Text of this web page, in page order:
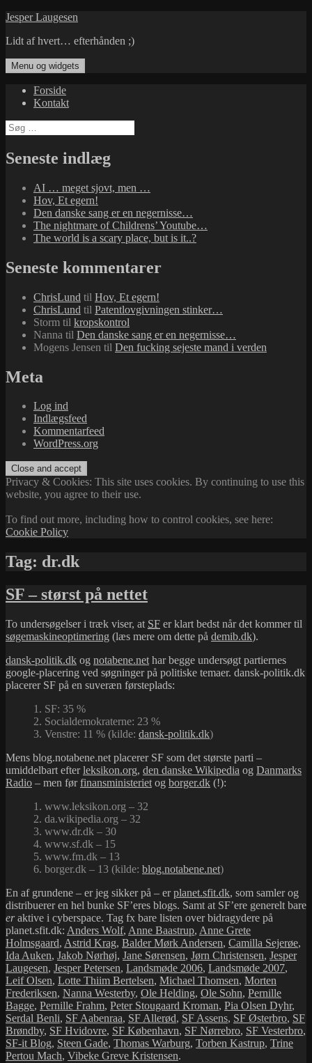
Hop
indhold
Jesper Laugesen
Lidt af hvert… efterhånden ;)
Menu og widgets
Forside
Kontakt
Søg
efter:
Seneste indlæg
AI … meget sjovt, men …
Hov, Et egern!
Den danske sang er en negernisse…
The nightmare of Childrens’ Youtube…
The world is a scary place, but is it..?
Seneste kommentarer
ChrisLund til Hov, Et egern!
ChrisLund til Patentlovgivningen stinker…
Storm til kropskontrol
Nanna til Den danske sang er en negernisse…
Mogens Jensen til Den fucking sejeste mand i verden
Meta
Log ind
Indlægsfeed
Kommentarfeed
WordPress.org
Privacy & Cookies: This site uses cookies. By continuing to use this
website, you agree to their use.
To find out more, including how to control cookies, see here:
Cookie Policy
Tag: dr.dk
SF – størst på nettet
To undersøgelser i træk viser, at SF er klart bedst når det kommer til
søgemaskineoptimering (læs mere om dette på demib.dk).
dansk-politik.dk og notabene.net har begge undersøgt partiernes
google-placering ved søgninger på politiske temaer. dansk-politik.dk
placerer SF på en suveræn førsteplads:
1. SF: 35 %
2. Socialdemokraterne: 23 %
3. Venstre: 11 % (kilde: dansk-politik.dk)
Mens blog.notabene.net placerer SF som det største parti –
umiddelbart efterleksikon.org, den danske Wikipedia og Danmarks
Radio – men førfinansministeriet og borger.dk (!):
1. www.leksikon.org – 32
2. da.wikipedia.org – 32
3. www.dr.dk – 30
4. www.sf.dk – 15
5. www.fm.dk – 13
6. borger.dk – 13 (kilde: blog.notabene.net)
En af grundene – er jeg sikker på – erplanet.sfit.dk, som samler og
distribuerer en hel bunke SF’eres blogs. Samt at SF’ere generelt bare
eraktive i cyberspace. Tag fx bare listen over bidragydere på
planet.sfit.dk: Anders Wolf, Anne Baastrup, Anne Grete
Holmsgaard, Astrid Krag, Balder Mørk Andersen, Camilla Sejerøe,
Ida Auken, Jakob Nørhøj, Jane Sørensen, Jørn Christensen, Jesper
Laugesen, Jesper Petersen, Landsmøde 2006, Landsmøde 2007,
Leif Olsen, Lotte Thiim Bertelsen, Michael Thomsen, Morten
Frederiksen, Nanna Westerby, Ole Helding, Ole Sohn, Pernille
Bagge, Pernille Frahm, Peter Stougaard Kroman, Pia Olsen Dyhr,
Serdal Benli, SF Aabenraa, SF Allerød, SF Assens, SF Østerbro, SF
Brøndby, SF Hvidovre, SF København, SF Nørrebro, SF Vesterbro,
SF-it Blog, Steen Gade, Thomas Warburg, Torben Kastrup, Trine
Pertou Mach, Vibeke Greve Kristensen.